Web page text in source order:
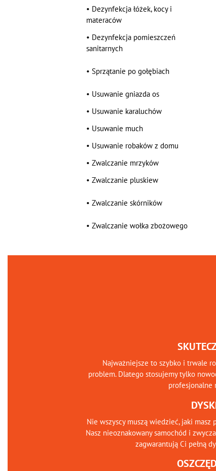
• Dezynfekcja łóżek, kocy i
materaców
• Dezynfekcja pomieszczeń
sanitarnych
•Sprzątanie po gołębiach
• Usuwanie gniazda os
• Usuwanie karaluchów
• Usuwanie much
• Usuwanie robaków z domu
•Zwalczanie mrzyków
•Zwalczanie pluskiew
•Zwalczanie skórników
•Zwalczanie wołka zbożowego
Najważniejsze to szybko i trwale
problem. Dlatego stosujemy tylko
profesjonalne
Nie wszyscy muszą wiedzieć, jaki masz
Nasz nieoznakowany samochód i
zagwarantują Ci pełną